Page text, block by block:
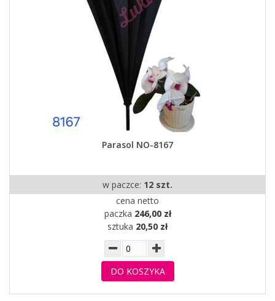
Parasol NO-8167
w paczce: 12 szt.
cena netto
paczka 246,00 zł
sztuka 20,50 zł
DO KOSZYKA